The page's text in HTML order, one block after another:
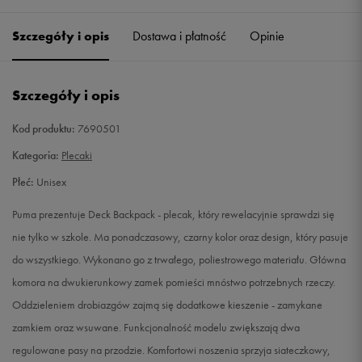
Szczegóły i opis Dostawa i płatność Opinie
Szczegóły i opis
Kod produktu: 7690501
Kategoria: Plecaki
Płeć: Unisex
Puma prezentuje Deck Backpack - plecak, który rewelacyjnie sprawdzi się
nie tylko w szkole. Ma ponadczasowy, czarny kolor oraz design, który pasuje
do wszystkiego. Wykonano go z trwałego, poliestrowego materiału. Główna
komora na dwukierunkowy zamek pomieści mnóstwo potrzebnych rzeczy.
Oddzieleniem drobiazgów zajmą się dodatkowe kieszenie - zamykane
zamkiem oraz wsuwane. Funkcjonalność modelu zwiększają dwa
regulowane pasy na przodzie. Komfortowi noszenia sprzyja siateczkowy,